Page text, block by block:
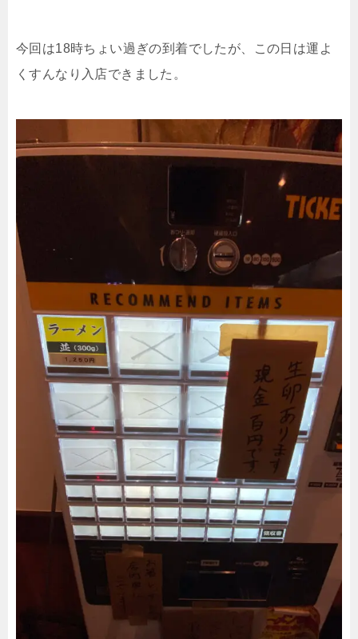
今回は18時ちょい過ぎの到着でしたが、この日は運よ
くすんなり入店できました。